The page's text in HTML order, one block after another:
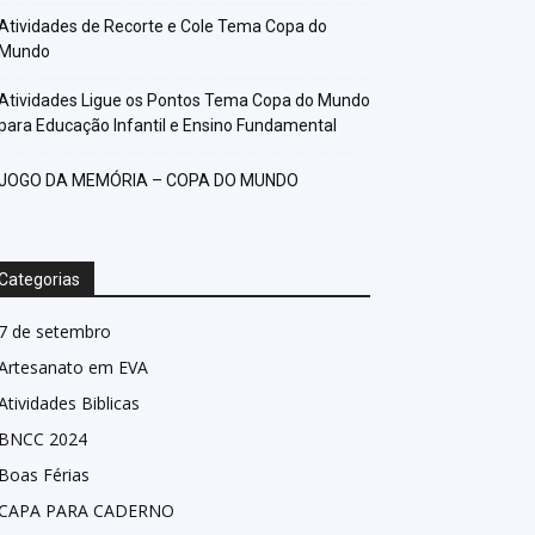
de Recorte e Cole Tema Copa do
Ligue os Pontos Tema Copa do Mundo
Educação Infantil e Ensino Fundamental
DA MEMÓRIA – COPA DO MUNDO
de setembro
em EVA
Biblicas
2024
Férias
PARA CADERNO